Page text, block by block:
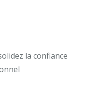
la confiance